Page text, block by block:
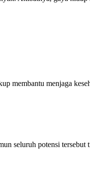
membantu menjaga
seluruh potensi